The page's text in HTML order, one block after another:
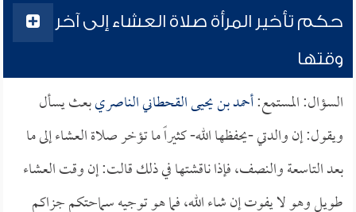
حكم تأخير المرأة صلاة العشاء إلى آخر
وقتها
السؤال: المستمع:أحمد بن يحيى القحطاني الناصريبعث يسأل
ويقول: إن والدتي -يحفظها الله- كثيراً ما تؤخر صلاة العشاء إلى ما
بعد التاسعة والنصف، فإذا ناقشتها في ذلك قالت: إن وقت العشاء
طويل وهو لا يفوت إن شاء الله، فما هو توجيه سماحتكم جزاكم